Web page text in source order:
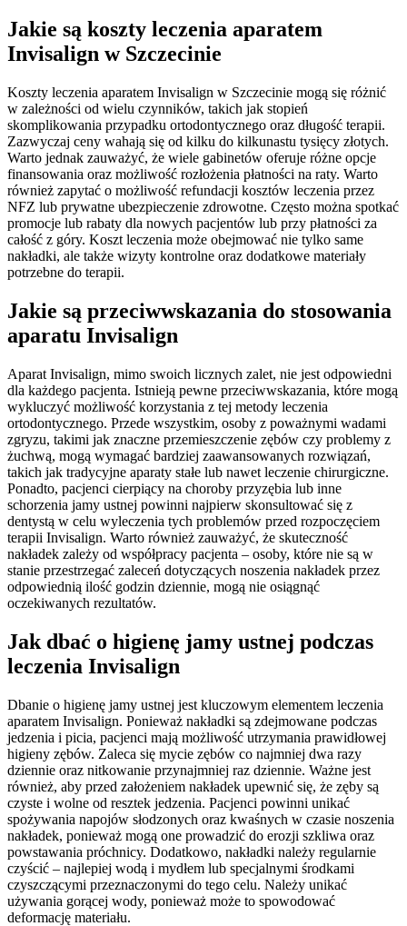
Jakie są koszty leczenia aparatem
Invisalign w Szczecinie
Koszty leczenia aparatem Invisalign w Szczecinie mogą się różnić
w zależności od wielu czynników, takich jak stopień
skomplikowania przypadku ortodontycznego oraz długość terapii.
Zazwyczaj ceny wahają się od kilku do kilkunastu tysięcy złotych.
Warto jednak zauważyć, że wiele gabinetów oferuje różne opcje
finansowania oraz możliwość rozłożenia płatności na raty. Warto
również zapytać o możliwość refundacji kosztów leczenia przez
NFZ lub prywatne ubezpieczenie zdrowotne. Często można spotkać
promocje lub rabaty dla nowych pacjentów lub przy płatności za
całość z góry. Koszt leczenia może obejmować nie tylko same
nakładki, ale także wizyty kontrolne oraz dodatkowe materiały
potrzebne do terapii.
Jakie są przeciwwskazania do stosowania
aparatu Invisalign
Aparat Invisalign, mimo swoich licznych zalet, nie jest odpowiedni
dla każdego pacjenta. Istnieją pewne przeciwwskazania, które mogą
wykluczyć możliwość korzystania z tej metody leczenia
ortodontycznego. Przede wszystkim, osoby z poważnymi wadami
zgryzu, takimi jak znaczne przemieszczenie zębów czy problemy z
żuchwą, mogą wymagać bardziej zaawansowanych rozwiązań,
takich jak tradycyjne aparaty stałe lub nawet leczenie chirurgiczne.
Ponadto, pacjenci cierpiący na choroby przyzębia lub inne
schorzenia jamy ustnej powinni najpierw skonsultować się z
dentystą w celu wyleczenia tych problemów przed rozpoczęciem
terapii Invisalign. Warto również zauważyć, że skuteczność
nakładek zależy od współpracy pacjenta – osoby, które nie są w
stanie przestrzegać zaleceń dotyczących noszenia nakładek przez
odpowiednią ilość godzin dziennie, mogą nie osiągnąć
oczekiwanych rezultatów.
Jak dbać o higienę jamy ustnej podczas
leczenia Invisalign
Dbanie o higienę jamy ustnej jest kluczowym elementem leczenia
aparatem Invisalign. Ponieważ nakładki są zdejmowane podczas
jedzenia i picia, pacjenci mają możliwość utrzymania prawidłowej
higieny zębów. Zaleca się mycie zębów co najmniej dwa razy
dziennie oraz nitkowanie przynajmniej raz dziennie. Ważne jest
również, aby przed założeniem nakładek upewnić się, że zęby są
czyste i wolne od resztek jedzenia. Pacjenci powinni unikać
spożywania napojów słodzonych oraz kwaśnych w czasie noszenia
nakładek, ponieważ mogą one prowadzić do erozji szkliwa oraz
powstawania próchnicy. Dodatkowo, nakładki należy regularnie
czyścić – najlepiej wodą i mydłem lub specjalnymi środkami
czyszczącymi przeznaczonymi do tego celu. Należy unikać
używania gorącej wody, ponieważ może to spowodować
deformację materiału.